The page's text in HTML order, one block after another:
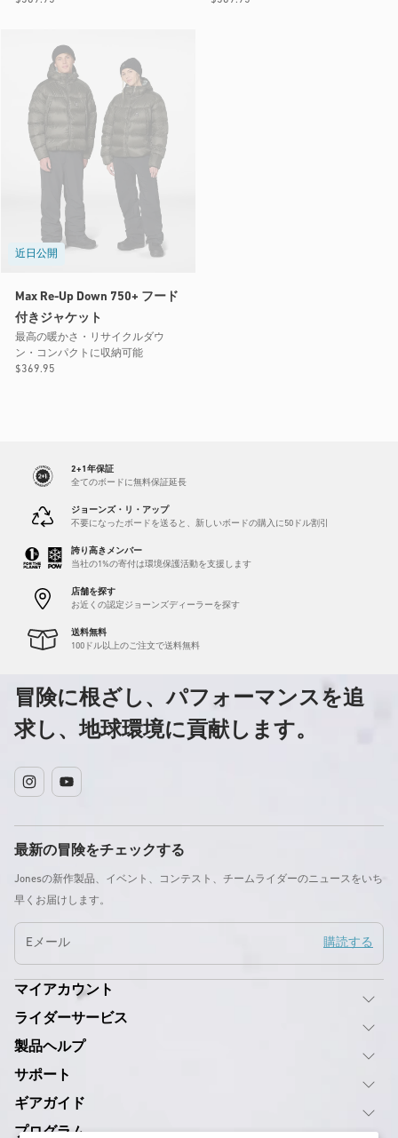
近日公開
Max Re-Up Down 750+ フード
付きジャケット
最高の暖かさ・リサイクルダウ
ン・コンパクトに収納可能
通
$369.95
2+1年保証
全てのボードに無料保証延長
ジョーンズ・リ・アップ
不要になったボードを送ると、新しいボードの購入に50ドル割引
誇り高きメンバー
当社の1%の寄付は環境保護活動を支援します
店舗を探す
お近くの認定ジョーンズディーラーを探す
送料無料
100ドル以上のご注文で送料無料
冒険に根ざし、パフォーマンスを追
求し、地球環境に貢献します。
イ
タ
グ
ラ
YouTube
最新の冒険をチェックする
Jonesの新作製品、イベント、コンテスト、チームライダーのニュースをいち
早くお届けします。
Eメール
購読する
マイアカウント
ライダーサービス
製品ヘルプ
サポート
ギアガイド
プログラム